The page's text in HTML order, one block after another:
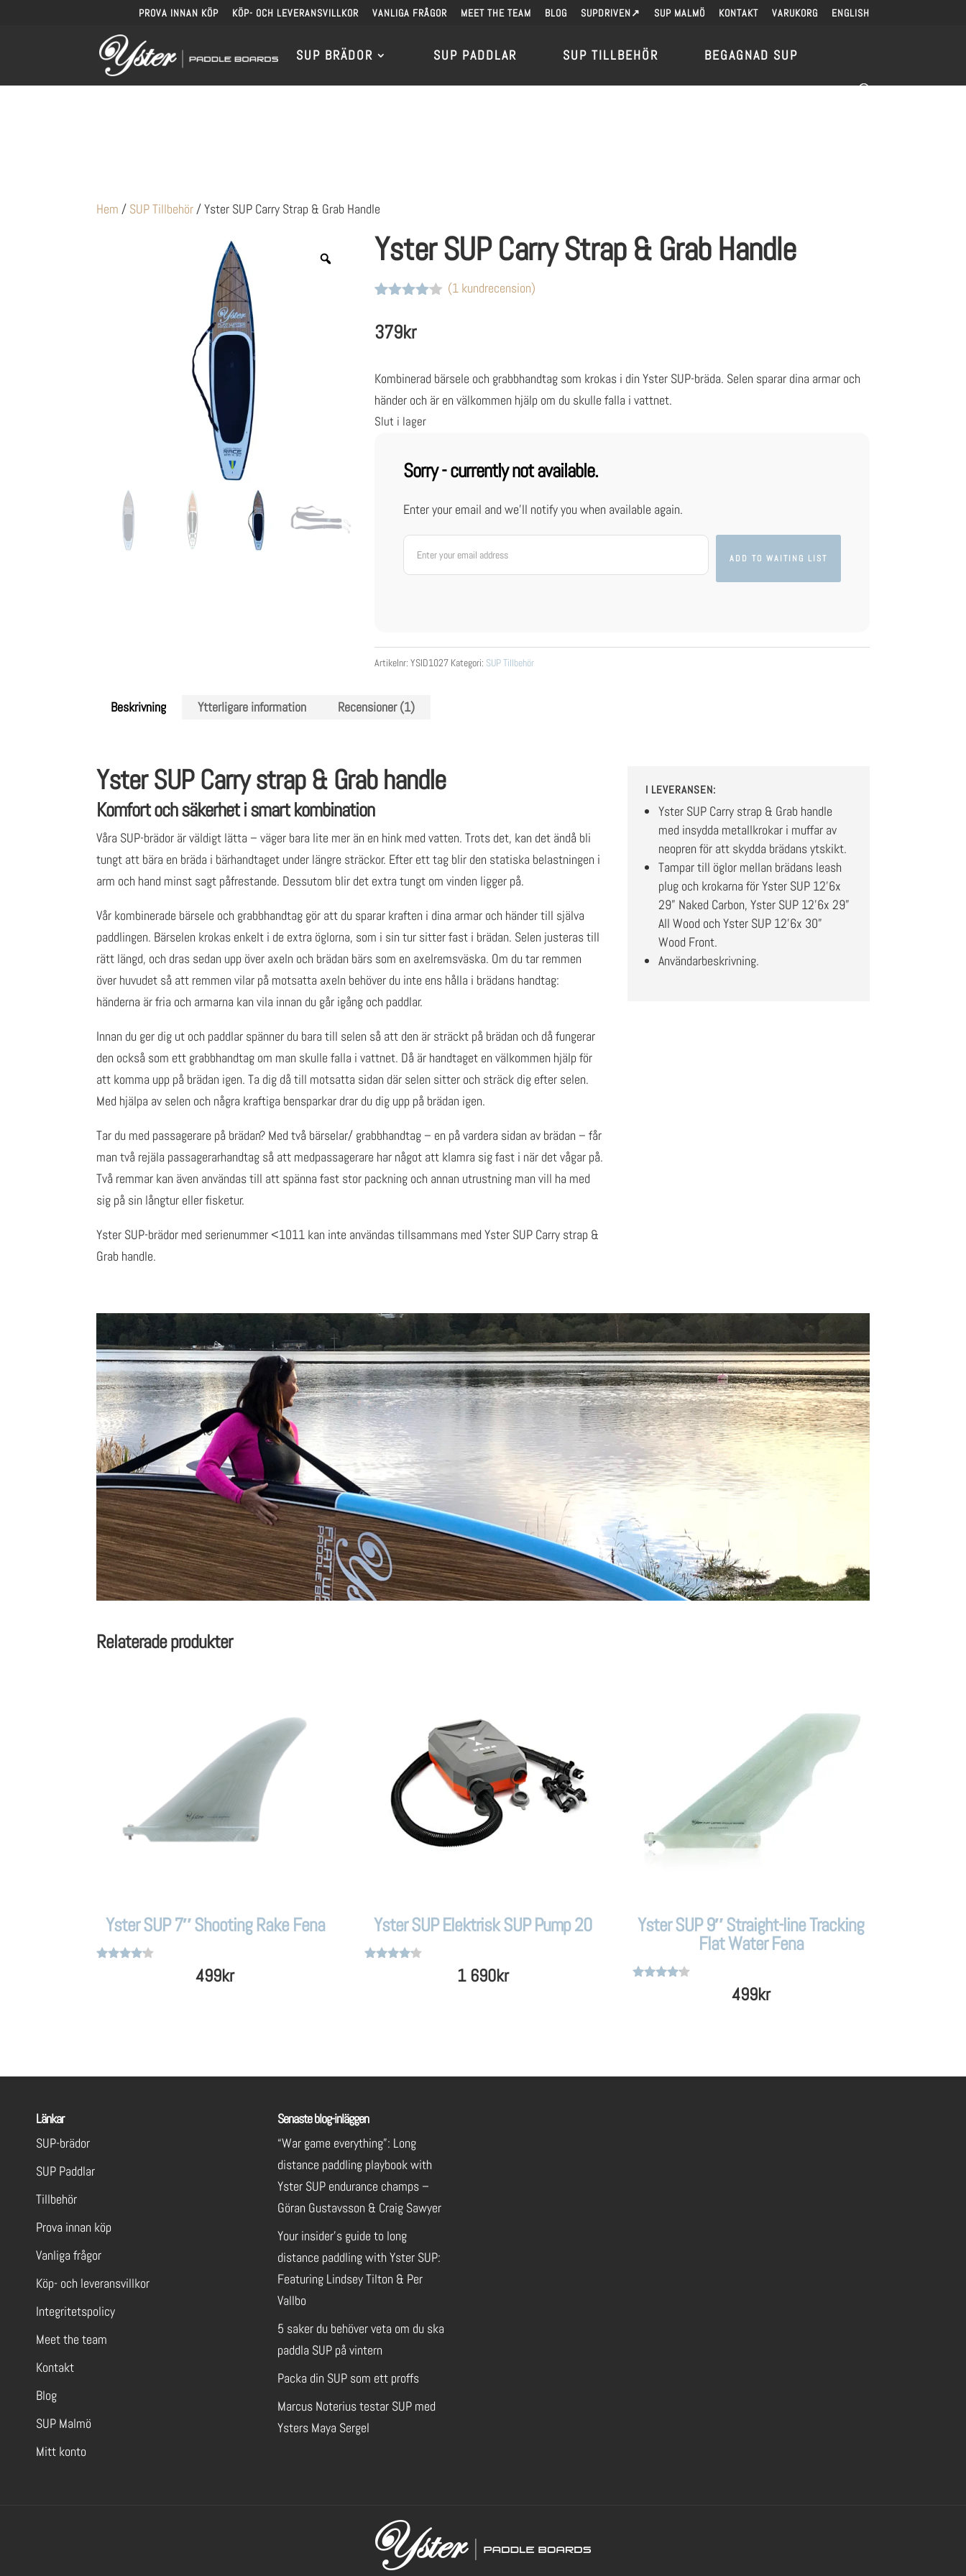
PROVA INNAN KÖP KÖP- OCH LEVERANSVILLKOR VANLIGA FRÅGOR MEET THE TEAM BLOG SUPDRIVEN↗ SUP MALMÖ KONTAKT VARUKORG ENGLISH
SUP BRÄDOR SUP PADDLAR SUP TILLBEHÖR BEGAGNAD SUP
Hem / SUP Tillbehör / Yster SUP Carry Strap & Grab Handle
Yster SUP Carry Strap & Grab Handle
baserat
(1kundrecension)
379kr
Kombinerad bärsele och grabbhandtag som krokas i din Yster SUP-bräda. Selen sparar dina armar och
händer och är en välkommen hjälp om du skulle falla i vattnet.
Slut i lager
Sorry - currently not available.
Enter your email and we'll notify you when available again.
Artikelnr:YSID1027 Kategori: SUP Tillbehör
Beskrivning Ytterligare information Recensioner (1)
Yster SUP Carry strap & Grab handle
Komfort och säkerhet i smart kombination
Våra SUP-brädor är väldigt lätta – väger bara lite mer än en hink med vatten. Trots det, kan det ändå bli
tungt att bära en bräda i bärhandtaget under längre sträckor. Efter ett tag blir den statiska belastningen i
arm och hand minst sagt påfrestande. Dessutom blir det extra tungt om vinden ligger på.
Vår kombinerade bärsele och grabbhandtag gör att du sparar kraften i dina armar och händer till själva
paddlingen. Bärselen krokas enkelt i de extra öglorna, som i sin tur sitter fast i brädan. Selen justeras till
rätt längd, och dras sedan upp över axeln och brädan bärs som en axelremsväska. Om du tar remmen
över huvudet så att remmen vilar på motsatta axeln behöver du inte ens hålla i brädans handtag:
händerna är fria och armarna kan vila innan du går igång och paddlar.
Innan du ger dig ut och paddlar spänner du bara till selen så att den är sträckt på brädan och då fungerar
den också som ett grabbhandtag om man skulle falla i vattnet. Då är handtaget en välkommen hjälp för
att komma upp på brädan igen. Ta dig då till motsatta sidan där selen sitter och sträck dig efter selen.
Med hjälpa av selen och några kraftiga bensparkar drar du dig upp på brädan igen.
Tar du med passagerare på brädan? Med två bärselar/ grabbhandtag – en på vardera sidan av brädan – får
man två rejäla passagerarhandtag så att medpassagerare har något att klamra sig fast i när det vågar på.
Två remmar kan även användas till att spänna fast stor packning och annan utrustning man vill ha med
sig på sin långtur eller fisketur.
Yster SUP-brädor med serienummer <1011 kan inte användas tillsammans med Yster SUP Carry strap &
Grab handle.
I LEVERANSEN:
Yster SUP Carry strap & Grab handle
med insydda metallkrokar i muffar av
neopren för att skydda brädans ytskikt.
Tampar till öglor mellan brädans leash
plug och krokarna för Yster SUP 12’6x
29” Naked Carbon, Yster SUP 12’6x 29”
All Wood och Yster SUP 12’6x 30”
Wood Front.
Användarbeskrivning.
Relaterade produkter
Yster SUP 7″ Shooting Rake Fena
499kr
Yster SUP Elektrisk SUP Pump 20
1 690kr
Yster SUP 9″ Straight-line Tracking
Flat Water Fena
499kr
Länkar
SUP-brädor
SUP Paddlar
Tillbehör
Prova innan köp
Vanliga frågor
Köp- och leveransvillkor
Integritetspolicy
Meet the team
Kontakt
Blog
SUP Malmö
Mitt konto
Senaste blog-inläggen
“War game everything”: Long
distance paddling playbook with
Yster SUP endurance champs –
Göran Gustavsson & Craig Sawyer
Your insider’s guide to long
distance paddling with Yster SUP:
Featuring Lindsey Tilton & Per
Vallbo
5 saker du behöver veta om du ska
paddla SUP på vintern
Packa din SUP som ett proffs
Marcus Noterius testar SUP med
Ysters Maya Sergel